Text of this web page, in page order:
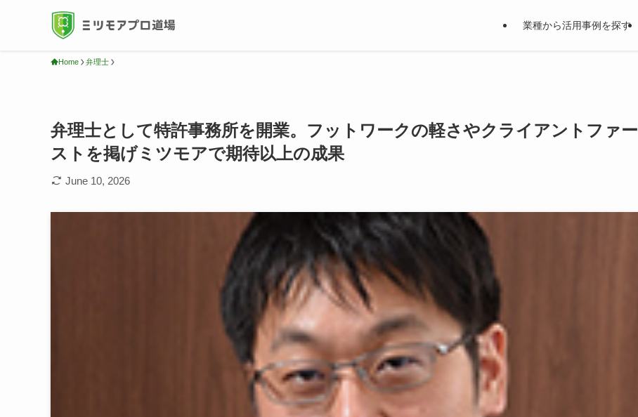
業種から活用事例を探す
Home 弁理士
弁理士として特許事務所を開業。フットワークの軽さやクライアントファー
ストを掲げミツモアで期待以上の成果
June 10, 2026